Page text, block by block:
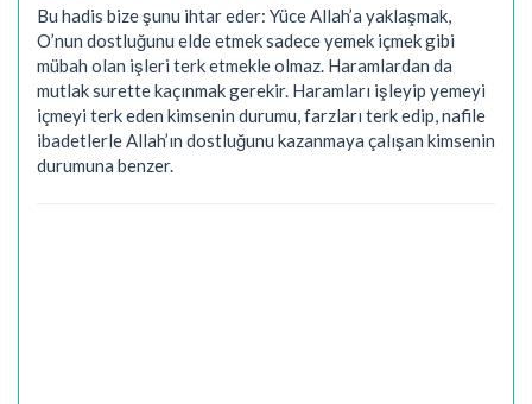
Bu hadis bize şunu ihtar eder: Yüce Allah’a yaklaşmak,
O’nun dostluğunu elde etmek sadece yemek içmek gibi
mübah olan işleri terk etmekle olmaz. Haramlardan da
mutlak surette kaçınmak gerekir. Haramları işleyip yemeyi
içmeyi terk eden kimsenin durumu, farzları terk edip, nafile
ibadetlerle Allah’ın dostluğunu kazanmaya çalışan kimsenin
durumuna benzer.